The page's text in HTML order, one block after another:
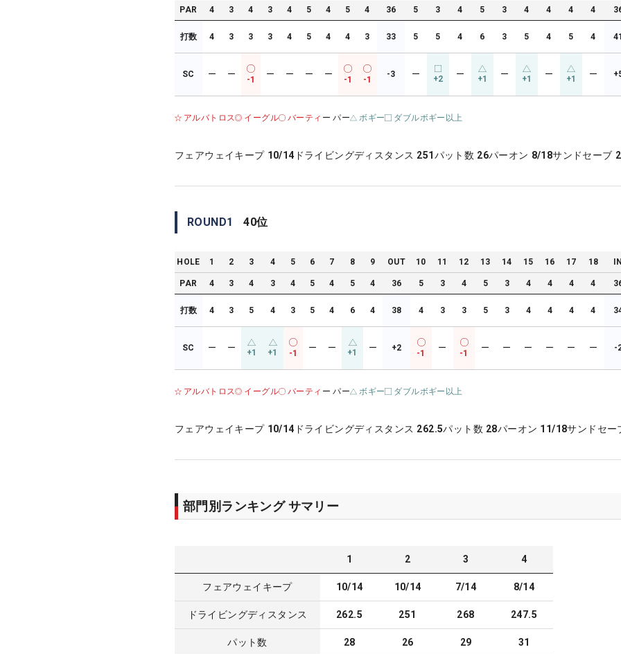
PAR 4 3 4 3 4 5 4 5 4 36 5 3 4 5 3 4 4 4 4
打数 4 3 3 3 4 5 4 4 3 33 5 5 4 6 3 5 4 5 4
SC ー ー
-1
ー ー ー ー
-1 -1
-3 ー +2 ー +1 ー +1 ー +1 ー
アルバトロス イーグル バーティ ー パー ボギー ダブルボギー以上
フェアウェイキープ 10/14 ドライビングディスタンス 251パット数 26パーオン 8/18サンドセーブ
ROUND1 40位
HOLE 1 2 3 4 5 6 7 8 9 OUT 10 11 12 13 14 15 16 17 18
PAR 4 3 4 3 4 5 4 5 4 36 5 3 4 5 3 4 4 4 4
打数 4 3 5 4 3 5 4 6 4 38 4 3 3 5 3 4 4 4 4
SC ー ー +1 +1 -1
ー ー +1 ー +2
-1
ー
-1
ー ー ー ー ー ー -
アルバトロス イーグル バーティ ー パー ボギー ダブルボギー以上
フェアウェイキープ 10/14 ドライビングディスタンス 262.5パット数 28パーオン 11/18サンドセー
部門別ランキング サマリー
1 2 3 4
フェアウェイキープ 10/14 10/14 7/14 8/14
ドライビングディスタンス 262.5 251 268 247.5
パット数 28 26 29 31